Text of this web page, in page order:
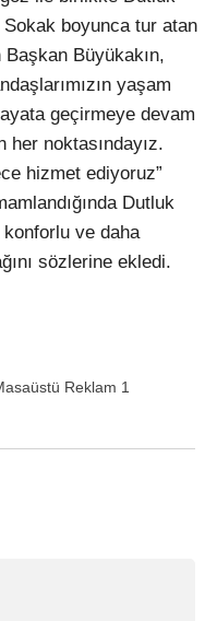
Sokak boyunca tur atan
Büyükakın,
yaşam
geçirmeye devam
her noktasındayız.
hizmet ediyoruz”
Dutluk
konforlu ve daha
sözlerine ekledi.